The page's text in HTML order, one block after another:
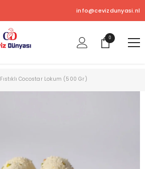
info@cevizdunyasi.nl
00
ürün
Fıstıklı Cocostar Lokum (500 Gr)